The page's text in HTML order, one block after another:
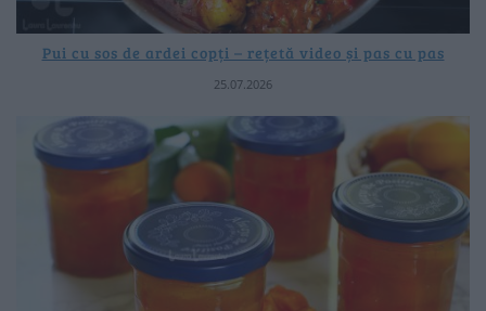
Pui cu sos de ardei copți – rețetă video și pas cu pas
25.07.2026